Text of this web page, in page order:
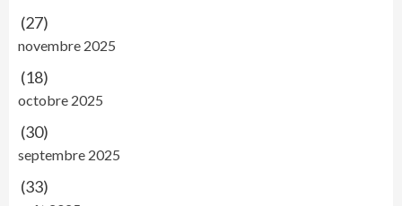
(27)
novembre 2025
(18)
octobre 2025
(30)
septembre 2025
(33)